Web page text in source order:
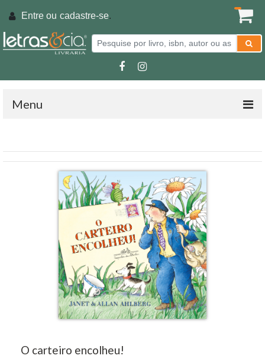
Entre ou cadastre-se.
Menu
O carteiro encolheu!